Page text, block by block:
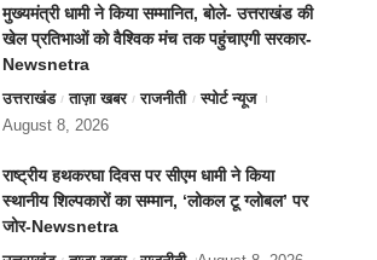
मुख्यमंत्री धामी ने किया सम्मानित, बोले- उत्तराखंड की
खेल प्रतिभाओं को वैश्विक मंच तक पहुंचाएगी सरकार-
Newsnetra
उत्तराखंड ताज़ा खबर राजनीती
स्पोर्ट न्यूज
August 8, 2026
राष्ट्रीय हथकरघा दिवस पर सीएम धामी ने किया
स्थानीय शिल्पकारों का सम्मान, ‘लोकल टू ग्लोबल’ पर
जोर-Newsnetra